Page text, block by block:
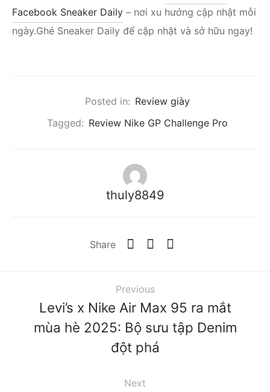
Facebook Sneaker Daily – nơi xu hướng cập nhật mỗi
ngày.Ghé Sneaker Daily để cập nhật và sở hữu ngay!
Posted in: Review giày
Tagged: Review Nike GP Challenge Pro
thuly8849
Share
Previous
Levi’s x Nike Air Max 95 ra mắt
mùa hè 2025: Bộ sưu tập Denim
đột phá
Next